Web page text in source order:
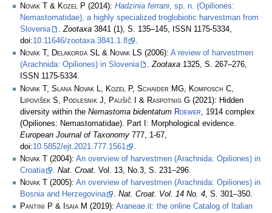
Novak T & Kozel P (2014): Hadzinia ferrani, sp. n. (Opiliones:
Nemastomatidae), a highly specialized troglobiotic harvestman from
Slovenia
.Zootaxa 3841 (1), S. 135–145, ISSN 1175-5334,
doi:10.11646/zootaxa.3841.1.8
.
Novak T, Delakorda SL & Novak LS (2006): A review of harvestmen
(Arachnida: Opiliones) in Slovenia
.Zootaxa 1325, S. 267–276,
ISSN 1175-5334.
Novak T, Slana Novak L, Kozel P, Schaider MG, Komposch C,
Lipovišek S, Podlesnik J, Paušič I & Raspotnig G (2021): Hidden
diversity within the Nemastoma bidentatum Roewer , 1914 complex
(Opiliones: Nemastomatidae). Part I: Morphological evidence.
European Journal of Taxonomy 777, 1-67,
doi:10.5852/ejt.2021.777.1561
Novak T (2004): An overview of harvestmen (Arachnida: Opiliones) in
Croatia
. Nat. Croat. Vol. 13, No.3, S. 231–296.
Novak T
(2005): An overview of harvestmen (Arachnida: Opiliones) in
Bosnia and Herzegovina
. Nat. Croat. Vol. 14 No. 4, S. 301–350.
Pantini P & Isaia M (2019): Araneae.it: the online Catalog of Italian